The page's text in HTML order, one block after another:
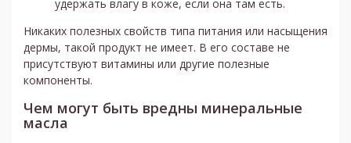
удержать влагу в коже, если она там есть.
Никаких полезных свойств типа питания или насыщения
дермы, такой продукт не имеет. В его составе не
присутствуют витамины или другие полезные
компоненты.
Чем могут быть вредны минеральные
масла